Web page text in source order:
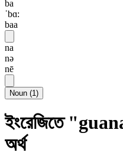
ba
ˈbɑ:
baa
na
nə
nē
Noun (1)
ইংরেজিতে
অর্থ